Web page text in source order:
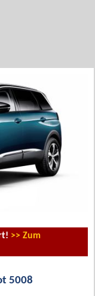
>> Zum
5008